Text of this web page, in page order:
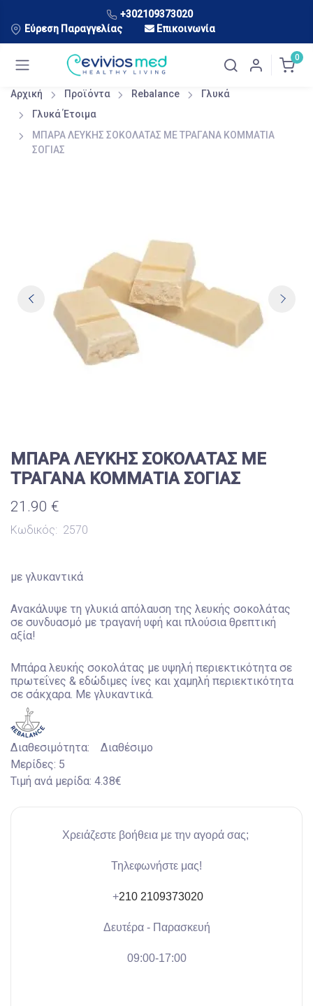
+302109373020
Εύρεση Παραγγελίας
Επικοινωνία
0
Αρχική Προϊόντα Rebalance
Γλυκά
Γλυκά Έτοιμα
ΜΠΑΡΑ ΛΕΥΚΗΣ ΣΟΚΟΛΑΤΑΣ ΜΕ ΤΡΑΓΑΝΑ ΚΟΜΜΑΤΙΑ
ΣΟΓΙΑΣ
ΜΠΑΡΑ ΛΕΥΚΗΣ ΣΟΚΟΛΑΤΑΣ ΜΕ
ΤΡΑΓΑΝΑ ΚΟΜΜΑΤΙΑ ΣΟΓΙΑΣ
21.90 €
Κωδικός: 2570
με γλυκαντικά
Ανακάλυψε τη γλυκιά απόλαυση της λευκής σοκολάτας
σε συνδυασμό με τραγανή υφή και πλούσια θρεπτική
αξία!
Μπάρα λευκής σοκολάτας με υψηλή περιεκτικότητα σε
πρωτεΐνες & εδώδιμες ίνες και χαμηλή περιεκτικότητα
σε σάκχαρα. Με γλυκαντικά.
Διαθεσιμότητα:
Διαθέσιμο
Μερίδες: 5
Τιμή ανά μερίδα: 4.38€
Χρειάζεστε βοήθεια με την αγορά σας;
Τηλεφωνήστε μας!
+210 2109373020
Δευτέρα - Παρασκευή
09:00-17:00